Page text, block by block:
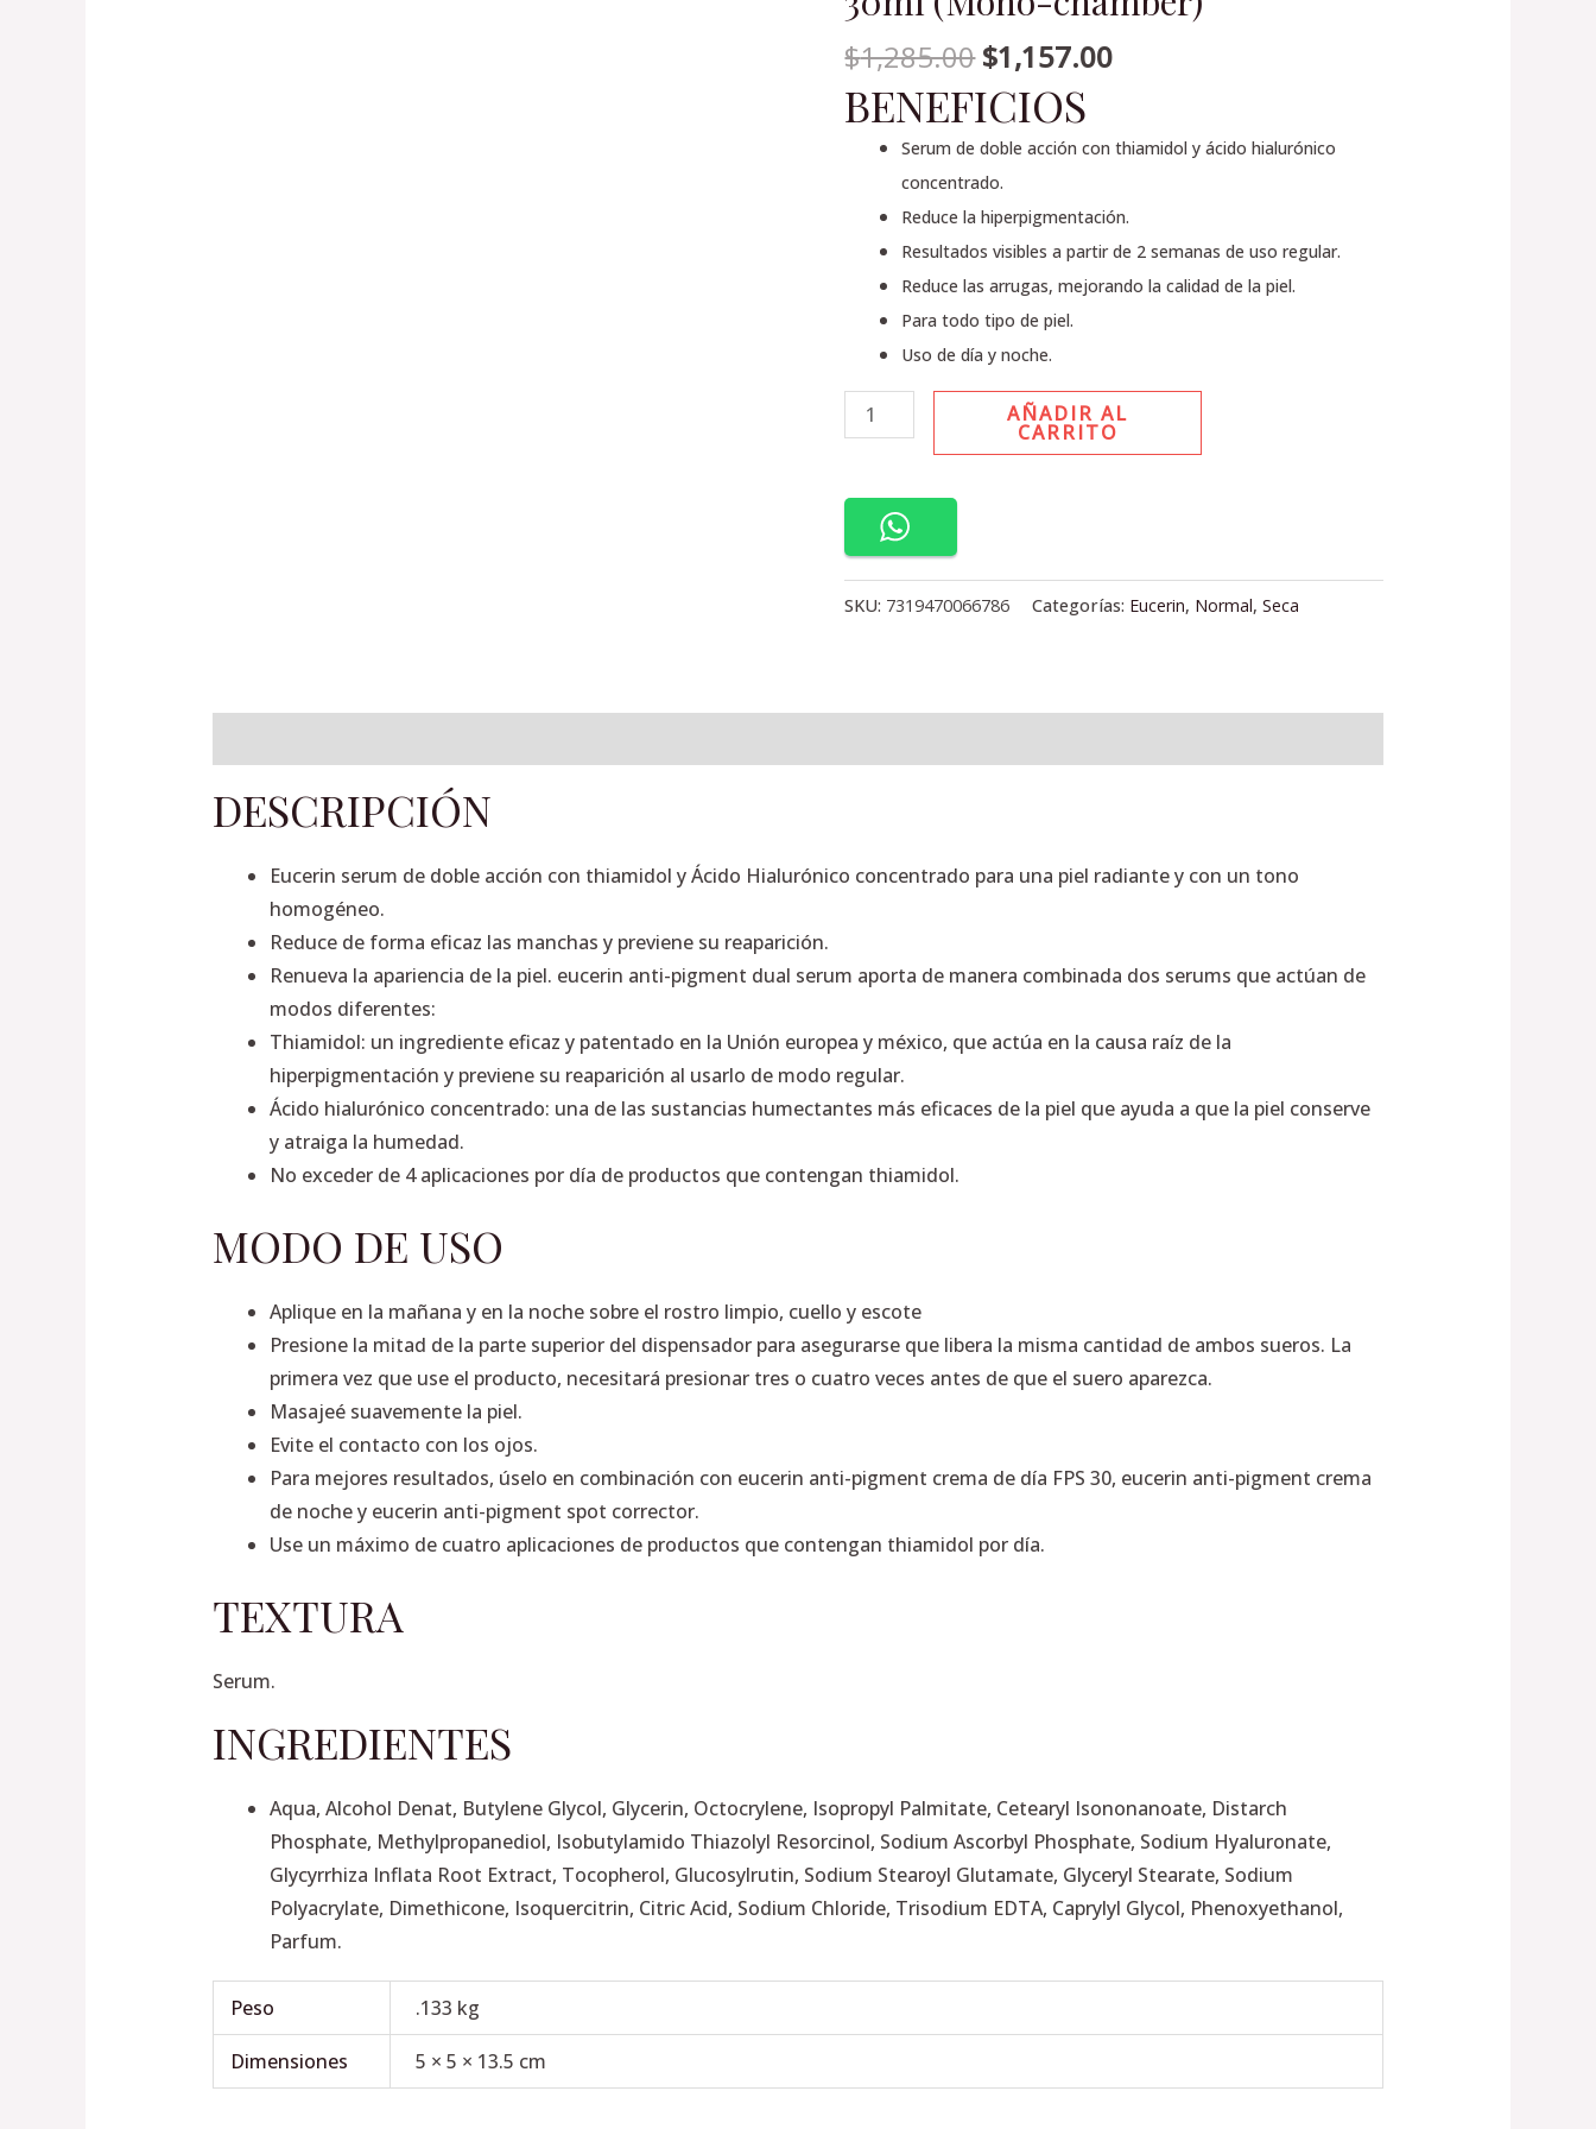
$1,285.00$1,157.00
BENEFICIOS
Serum de doble acción con thiamidol y ácido hialurónico
concentrado.
Reduce la hiperpigmentación.
Resultados visibles a partir de 2 semanas de uso regular.
Reduce las arrugas, mejorando la calidad de la piel.
Para todo tipo de piel.
Uso de día y noche.
serum
anti-
hiperpigmentación
30ml
chamber)
AÑADIR AL
CARRITO
SKU: 7319470066786 Categorías: Eucerin, Normal,Seca
DESCRIPCIÓN
Eucerin serum de doble acción con thiamidol y Ácido Hialurónico concentrado para una piel radiante y con un tono
homogéneo.
Reduce de forma eficaz las manchas y previene su reaparición.
Renueva la apariencia de la piel. eucerin anti-pigment dual serum aporta de manera combinada dos serums que actúan de
modos diferentes:
Thiamidol: un ingrediente eficaz y patentado en la Unión europea y méxico, que actúa en la causa raíz de la
hiperpigmentación y previene su reaparición al usarlo de modo regular.
Ácido hialurónico concentrado: una de las sustancias humectantes más eficaces de la piel que ayuda a que la piel conserve
y atraiga la humedad.
No exceder de 4 aplicaciones por día de productos que contengan thiamidol.
MODO DE USO
Aplique en la mañana y en la noche sobre el rostro limpio, cuello y escote
Presione la mitad de la parte superior del dispensador para asegurarse que libera la misma cantidad de ambos sueros. La
primera vez que use el producto, necesitará presionar tres o cuatro veces antes de que el suero aparezca.
Masajeé suavemente la piel.
Evite el contacto con los ojos.
Para mejores resultados, úselo en combinación con eucerin anti-pigment crema de día FPS 30, eucerin anti-pigment crema
de noche y eucerin anti-pigment spot corrector.
Use un máximo de cuatro aplicaciones de productos que contengan thiamidol por día.
TEXTURA
Serum.
INGREDIENTES
Aqua, Alcohol Denat, Butylene Glycol, Glycerin, Octocrylene, Isopropyl Palmitate, Cetearyl Isononanoate, Distarch
Phosphate, Methylpropanediol, Isobutylamido Thiazolyl Resorcinol, Sodium Ascorbyl Phosphate, Sodium Hyaluronate,
Glycyrrhiza Inflata Root Extract, Tocopherol, Glucosylrutin, Sodium Stearoyl Glutamate, Glyceryl Stearate, Sodium
Polyacrylate, Dimethicone, Isoquercitrin, Citric Acid, Sodium Chloride, Trisodium EDTA, Caprylyl Glycol, Phenoxyethanol,
Parfum.
Peso .133 kg
Dimensiones 5 × 5 × 13.5 cm